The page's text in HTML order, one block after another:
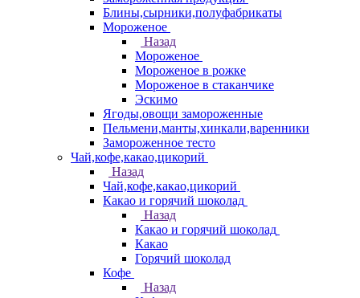
Блины,сырники,полуфабрикаты
Мороженое
Назад
Мороженое
Мороженое в рожке
Мороженое в стаканчике
Эскимо
Ягоды,овощи замороженные
Пельмени,манты,хинкали,варенники
Замороженное тесто
Чай,кофе,какао,цикорий
Назад
Чай,кофе,какао,цикорий
Какао и горячий шоколад
Назад
Какао и горячий шоколад
Какао
Горячий шоколад
Кофе
Назад